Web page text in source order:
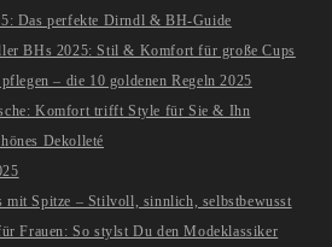
Das perfekte Dirndl & BH-Guide
BHs 2025: Stil & Komfort für große Cups
– die 10 goldenen Regeln 2025
Komfort trifft Style für Sie & Ihn
Dekolleté
mit Spitze – Stilvoll, sinnlich, selbstbewusst
Frauen: So stylst Du den Modeklassiker